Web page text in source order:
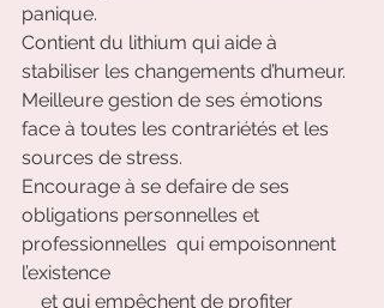
panique.
Contient du lithium qui aide à
stabiliser les changements d’humeur.
Meilleure gestion de ses émotions
face à toutes les contrariétés et les
sources de stress.
Encourage à se defaire de ses
obligations personnelles et
professionnelles  qui empoisonnent
l’existence